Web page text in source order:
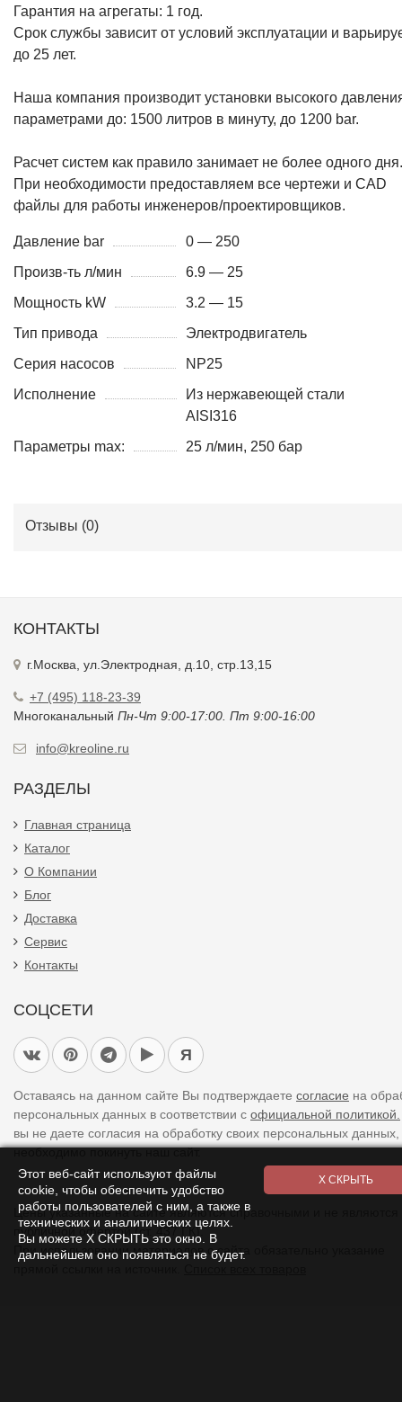
Гарантия на агрегаты: 1 год.
Срок службы зависит от условий эксплуатации и
до 25 лет.
Наша компания производит установки высокого
параметрами до: 1500 литров в минуту, до 1200 bar.
Расчет систем как правило занимает не более одного дня.
При необходимости предоставляем все чертежи и CAD
файлы для работы инженеров/проектировщиков.
Давление bar
0 — 250
Произв-ть л/мин
6.9 — 25
Мощность kW
3.2 — 15
Тип привода
Электродвигатель
Серия насосов
NP25
Исполнение
Из нержавеющей стали
AISI316
Параметры max:
25 л/мин, 250 бар
Отзывы (0)
КОНТАКТЫ
г.Москва, ул.Электродная, д.10, стр.13,15
+7 (495) 118-23-39
Многоканальный Пн-Чт 9:00-17:00. Пт 9:00-16:00
info@kreoline.ru
РАЗДЕЛЫ
Главная страница
Каталог
О Компании
Блог
Доставка
Сервис
Контакты
СОЦСЕТИ
Я
Оставаясь на данном сайте Вы подтверждаете согласие на
персональных данных в соответствии с официальной политикой.
вы не даете согласия на обработку своих персональных
необходимо покинуть наш сайт.
Цены указанные на сайте являются справочными и не являются
публичной офертой (ст. 437 ГК).
При использованииматериаловс сайта обязательно указание
Этот веб-сайт используют файлы
cookie, чтобы обеспечить удобство
работы пользователей с ним, а также в
технических и аналитических целях.
Вы можете Х СКРЫТЬ это окно. В
дальнейшем оно появляться не будет.